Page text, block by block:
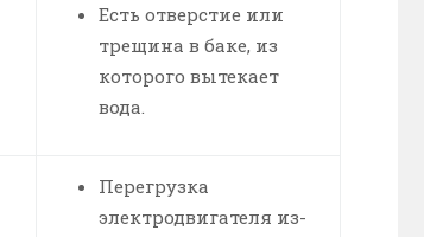
Есть отверстие или
трещина в баке, из
которого вытекает
вода.
Перегрузка
электродвигателя из-